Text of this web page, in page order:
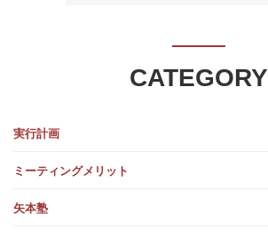
CATEGORY
実行計画
ミーティングメリット
矢本塾